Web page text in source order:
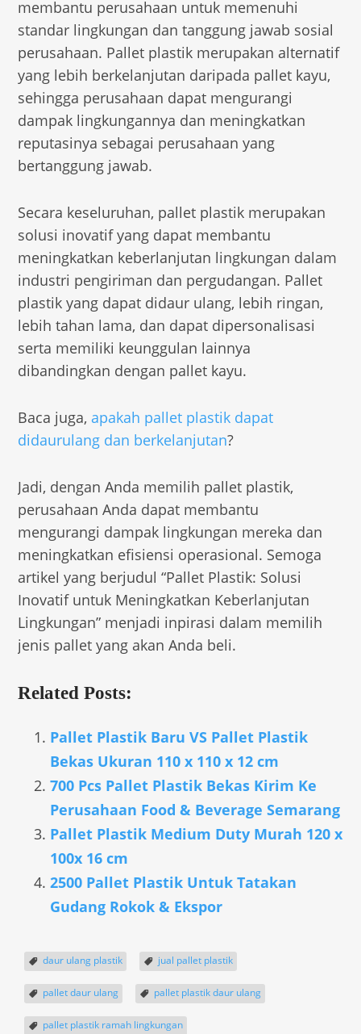
membantu perusahaan untuk memenuhi
standar lingkungan dan tanggung jawab sosial
perusahaan. Pallet plastik merupakan alternatif
yang lebih berkelanjutan daripada pallet kayu,
sehingga perusahaan dapat mengurangi
dampak lingkungannya dan meningkatkan
reputasinya sebagai perusahaan yang
bertanggung jawab.
Secara keseluruhan, pallet plastik merupakan
solusi inovatif yang dapat membantu
meningkatkan keberlanjutan lingkungan dalam
industri pengiriman dan pergudangan. Pallet
plastik yang dapat didaur ulang, lebih ringan,
lebih tahan lama, dan dapat dipersonalisasi
serta memiliki keunggulan lainnya
dibandingkan dengan pallet kayu.
Baca juga, apakah pallet plastik dapat
didaurulang dan berkelanjutan?
Jadi, dengan Anda memilih pallet plastik,
perusahaan Anda dapat membantu
mengurangi dampak lingkungan mereka dan
meningkatkan efisiensi operasional. Semoga
artikel yang berjudul “Pallet Plastik: Solusi
Inovatif untuk Meningkatkan Keberlanjutan
Lingkungan” menjadi inpirasi dalam memilih
jenis pallet yang akan Anda beli.
Related Posts:
Pallet Plastik Baru VS Pallet Plastik
Bekas Ukuran 110 x 110 x 12 cm
700 Pcs Pallet Plastik Bekas Kirim Ke
Perusahaan Food & Beverage Semarang
Pallet Plastik Medium Duty Murah 120 x
100x 16 cm
2500 Pallet Plastik Untuk Tatakan
Gudang Rokok & Ekspor
daur ulang plastik jual pallet plastik
pallet daur ulang pallet plastik daur ulang
pallet plastik ramah lingkungan